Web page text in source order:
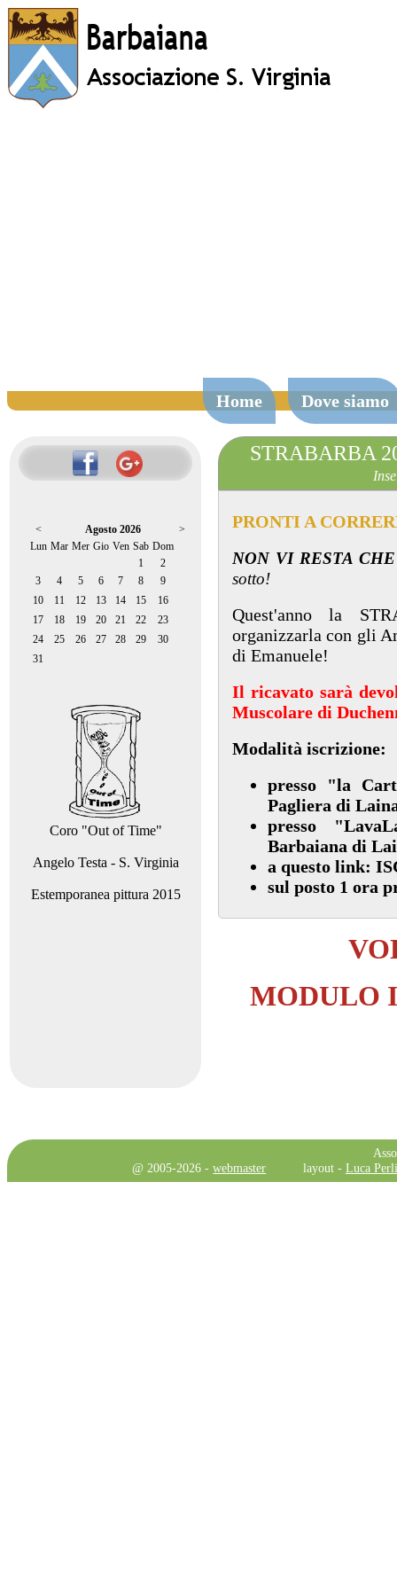
Home Dove siamo
< Agosto 2026
>
Lun Mar Mer Gio Ven Sab Dom
1
2
3
4 5 6 7 8
9
10
11 12 13 14 15
16
17
18 19 20 21 22
23
24
25 26 27 28 29
30
31
Coro "Out of Time"
Angelo Testa - S. Virginia
Estemporanea pittura 2015
STRABARBA
PRONTI A
NON VI RESTA
sotto!
Quest'anno la
organizzarla con gli
di Emanuele!
Il ricavato sarà
Muscolare di
Modalità iscrizione:
presso "la
Pagliera di
presso
Barbaiana di
a questo link:
sul posto 1 ora
MODULO
@ 2005-2026 -webmaster layout - Luca